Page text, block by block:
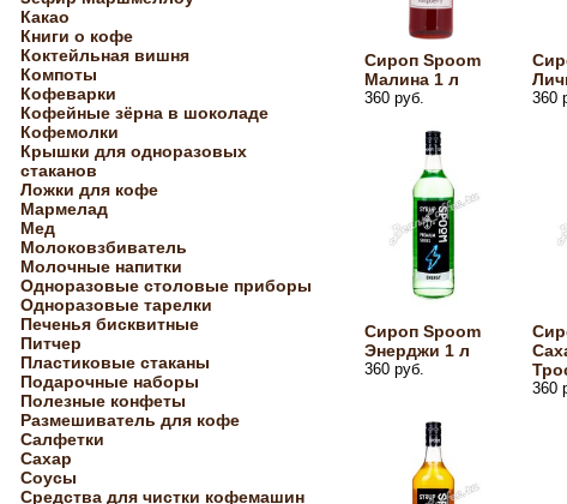
Какао
Книги о кофе
Коктейльная вишня
Компоты
Кофеварки
Кофейные зёрна в шоколаде
Кофемолки
Крышки для одноразовых
стаканов
Ложки для кофе
Мармелад
Мед
Молоковзбиватель
Молочные напитки
Одноразовые столовые приборы
Одноразовые тарелки
Печенья бисквитные
Питчер
Пластиковые стаканы
Подарочные наборы
Полезные конфеты
Размешиватель для кофе
Салфетки
Сахар
Соусы
Средства для чистки кофемашин
Сироп Spoom
Малина 1 л
360 руб. 360
Сироп Spoom
Энерджи 1 л
360 руб.
360